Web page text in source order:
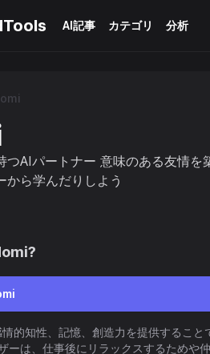
AI記事 カテゴリ 分析
つAIパートナー 意味のある友情
から学んだりしよう
?
的知性、記憶、創造力を提供するこ
ーは、仕事後にリラックスするためや